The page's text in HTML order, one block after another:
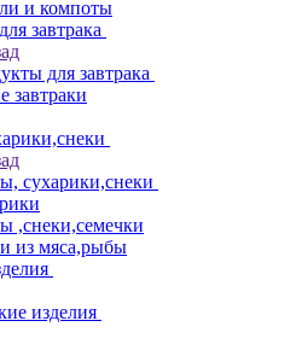
и компоты
завтрака
для завтрака
завтраки
сухарики,снеки
,снеки,семечки
из мяса,рыбы
изделия